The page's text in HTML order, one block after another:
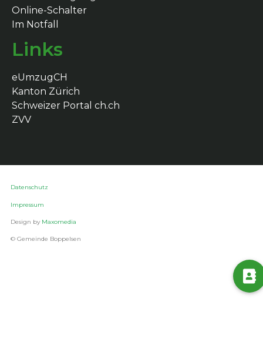
Online-Schalter
Im Notfall
Links
eUmzugCH
Kanton Zürich
Schweizer Portal ch.ch
ZVV
Datenschutz
Impressum
Design by Maxomedia
© Gemeinde Boppelsen